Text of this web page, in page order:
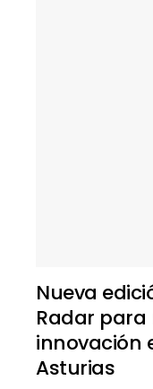
Nueva
Radar para
innovación
Asturias